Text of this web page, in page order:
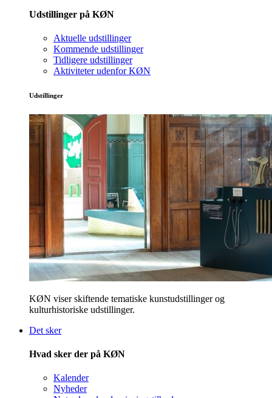
Udstillinger på KØN
Aktuelle udstillinger
Kommende udstillinger
Tidligere udstillinger
Aktiviteter udenfor KØN
Udstillinger
KØN viser skiftende tematiske kunstudstillinger og
kulturhistoriske udstillinger.
Det sker
Hvad sker der på KØN
Kalender
Nyheder